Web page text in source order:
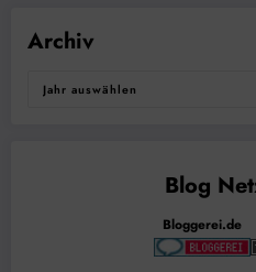
Bloggerei.de